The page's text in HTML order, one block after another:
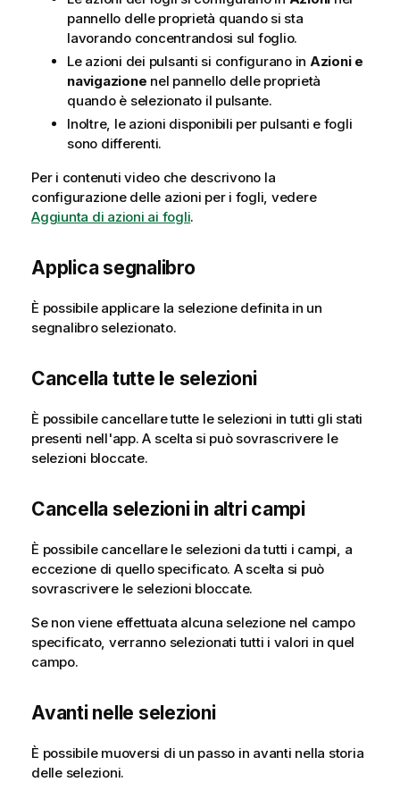
i
m
e
n
t
o
pannello delle proprietà quando si sta
lavorando concentrandosi sul foglio.
Le azioni dei pulsanti si configurano in Azioni e
navigazione nel pannello delle proprietà
quando è selezionato il pulsante.
Inoltre, le azioni disponibili per pulsanti e fogli
sono differenti.
Per i contenuti video che descrivono la
configurazione delle azioni per i fogli, vedere
Aggiunta di azioni ai fogli.
Applica segnalibro
È possibile applicare la selezione definita in un
segnalibro selezionato.
Cancella tutte le selezioni
È possibile cancellare tutte le selezioni in tutti gli stati
presenti nell'app. A scelta si può sovrascrivere le
selezioni bloccate.
Cancella selezioni in altri campi
È possibile cancellare le selezioni da tutti i campi, a
eccezione di quello specificato. A scelta si può
sovrascrivere le selezioni bloccate.
Se non viene effettuata alcuna selezione nel campo
specificato, verranno selezionati tutti i valori in quel
campo.
Avanti nelle selezioni
È possibile muoversi di un passo in avanti nella storia
delle selezioni.